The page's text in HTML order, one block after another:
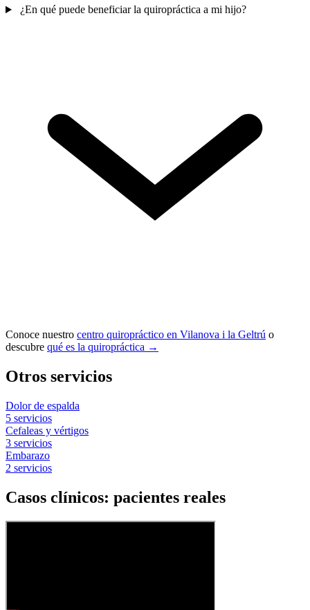
¿En qué puede beneficiar la quiropráctica a mi hijo?
Conoce nuestro centro quiropráctico en Vilanova i la Geltrú o
descubre qué es la quiropráctica →
Otros servicios
Dolor de espalda
5 servicios
Cefaleas y vértigos
3 servicios
Embarazo
2 servicios
Casos clínicos: pacientes reales